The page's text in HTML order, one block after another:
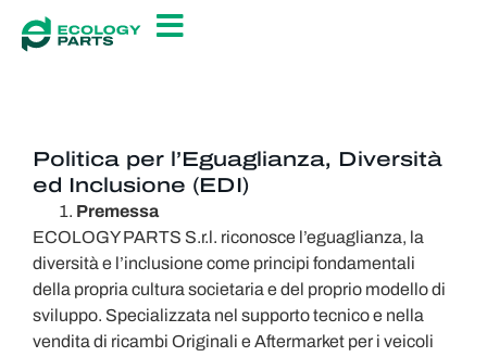
Politica per l’Eguaglianza, Diversità
ed Inclusione (EDI)
Premessa
ECOLOGY PARTS S.r.l. riconosce l’eguaglianza, la
diversità e l’inclusione come principi fondamentali
della propria cultura societaria e del proprio modello di
sviluppo. Specializzata nel supporto tecnico e nella
vendita di ricambi Originali e Aftermarket per i veicoli